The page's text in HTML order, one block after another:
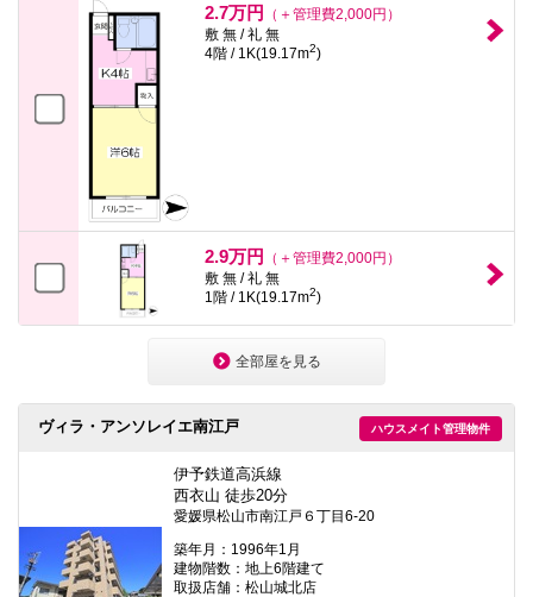
2.7万円
（＋管理費2,000円）
敷 無 / 礼 無
4階 / 1K(19.17m2)
2.9万円
（＋管理費2,000円）
敷 無 / 礼 無
1階 / 1K(19.17m2)
全部屋を見る
ハウスメイト管理物件
ヴィラ・アンソレイエ南江戸
伊予鉄道高浜線
西衣山 徒歩20分
愛媛県松山市南江戸６丁目6-20
築年月：1996年1月
建物階数：地上6階建て
取扱店舗：松山城北店